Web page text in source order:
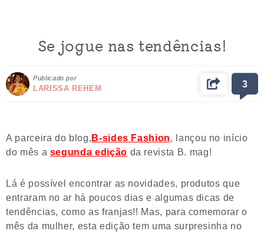
Se jogue nas tendências!
Publicado por
LARISSA REHEM 3
A parceira do blog,B-sides Fashion, lançou no início
do mês a segunda edição da revista B. mag!
Lá é possível encontrar as novidades, produtos que
entraram no ar há poucos dias e algumas dicas de
tendências, como as franjas!! Mas, para comemorar o
mês da mulher, esta edição tem uma surpresinha no